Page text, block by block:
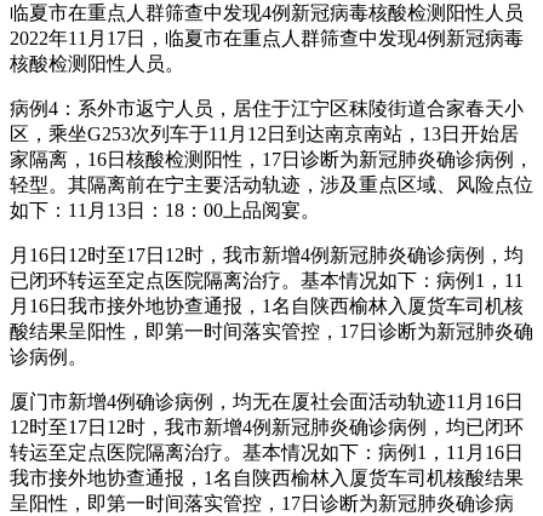
临夏市在重点人群筛查中发现4例新冠病毒核酸检测阳性人员
2022年11月17日，临夏市在重点人群筛查中发现4例新冠病毒
核酸检测阳性人员。
病例4：系外市返宁人员，居住于江宁区秣陵街道合家春天小
区，乘坐G253次列车于11月12日到达南京南站，13日开始居
家隔离，16日核酸检测阳性，17日诊断为新冠肺炎确诊病例，
轻型。其隔离前在宁主要活动轨迹，涉及重点区域、风险点位
如下：11月13日：18：00上品阅宴。
月16日12时至17日12时，我市新增4例新冠肺炎确诊病例，均
已闭环转运至定点医院隔离治疗。基本情况如下：病例1，11
月16日我市接外地协查通报，1名自陕西榆林入厦货车司机核
酸结果呈阳性，即第一时间落实管控，17日诊断为新冠肺炎确
诊病例。
厦门市新增4例确诊病例，均无在厦社会面活动轨迹11月16日
12时至17日12时，我市新增4例新冠肺炎确诊病例，均已闭环
转运至定点医院隔离治疗。基本情况如下：病例1，11月16日
我市接外地协查通报，1名自陕西榆林入厦货车司机核酸结果
呈阳性，即第一时间落实管控，17日诊断为新冠肺炎确诊病